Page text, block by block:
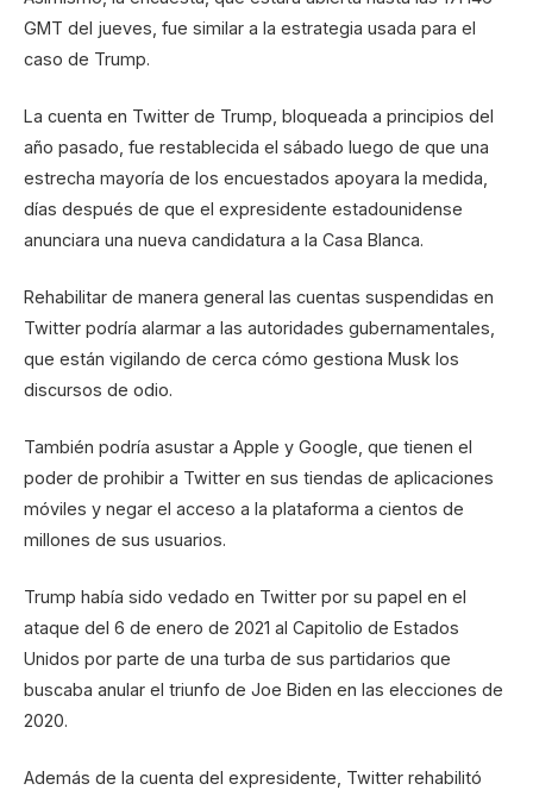
GMT del jueves, fue similar a la estrategia usada para el
caso de Trump.
La cuenta en Twitter de Trump, bloqueada a principios del
año pasado, fue restablecida el sábado luego de que una
estrecha mayoría de los encuestados apoyara la medida,
días después de que el expresidente estadounidense
anunciara una nueva candidatura a la Casa Blanca.
Rehabilitar de manera general las cuentas suspendidas en
Twitter podría alarmar a las autoridades gubernamentales,
que están vigilando de cerca cómo gestiona Musk los
discursos de odio.
También podría asustar a Apple y Google, que tienen el
poder de prohibir a Twitter en sus tiendas de aplicaciones
móviles y negar el acceso a la plataforma a cientos de
millones de sus usuarios.
Trump había sido vedado en Twitter por su papel en el
ataque del 6 de enero de 2021 al Capitolio de Estados
Unidos por parte de una turba de sus partidarios que
buscaba anular el triunfo de Joe Biden en las elecciones de
2020.
Además de la cuenta del expresidente, Twitter rehabilitó